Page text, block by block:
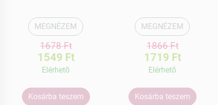
MEGNÉZEM
1678 Ft
1549 Ft
Elérhetõ
Kosárba teszem
MEGNÉZEM
1866 Ft
1719 Ft
Elérhetõ
Kosárba teszem